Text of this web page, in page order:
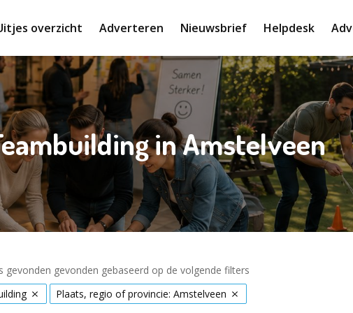
overzicht Adverteren Nieuwsbrief Helpdesk
in Amstelveen
gevonden gevonden gebaseerd op de volgende filters
Plaats, regio of provincie: Amstelveen